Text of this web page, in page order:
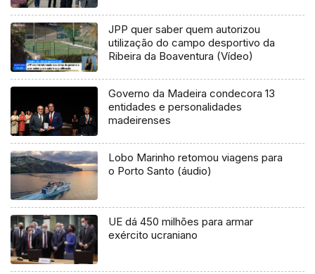
JPP quer saber quem autorizou
utilização do campo desportivo da
Ribeira da Boaventura (Vídeo)
Governo da Madeira condecora 13
entidades e personalidades
madeirenses
Lobo Marinho retomou viagens para
o Porto Santo (áudio)
UE dá 450 milhões para armar
exército ucraniano